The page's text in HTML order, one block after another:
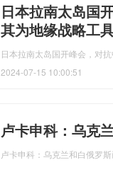
日本拉南太岛国
其为地缘战略工
日本拉南太岛国开峰会，对
2024-07-15 10:00:51
卢卡申科：乌克
卢卡申科：乌克兰和白俄罗